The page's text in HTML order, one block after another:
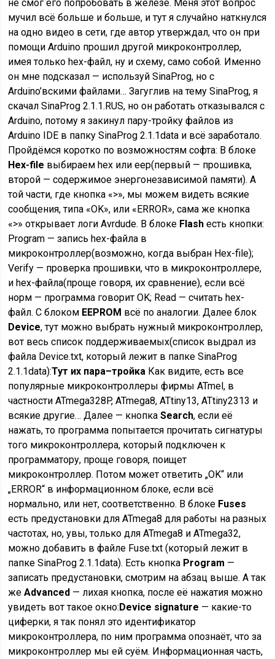
не смог его попробовать в железе. Меня этот вопрос
мучил всё больше и больше, и тут я случайно наткнулся
на одно видео в сети, где автор утверждал, что он при
помощи Arduino прошил другой микроконтроллер,
имея только hex-файл, ну и схему, само собой. Именно
он мне подсказал — используй SinaProg, но с
Arduino’вскими файлами… Загуглив на тему SinaProg, я
скачал SinaProg 2.1.1.RUS, но он работать отказывался с
Arduino, потому я закинул пару-тройку файлов из
Arduino IDE в папку SinaProg 2.1.1data и всё заработало.
Пройдёмся коротко по возможностям софта: В блоке
Hex-file выбираем hex или eep(первый — прошивка,
второй — содержимое энергонезависимой памяти). А
той части, где кнопка «>», мы можем видеть всякие
сообщения, типа «OK», или «ERROR», сама же кнопка
«>» открывает логи Avrdude. В блоке Flash есть кнопки:
Program — запись hex-файла в
микроконтроллер(возможно, когда выбран Hex-file);
Verify — проверка прошивки, что в микроконтроллере,
и hex-файла(проще говоря, их сравнение), если всё
норм — программа говорит OK; Read — считать hex-
файл. С блоком EEPROM всё по аналогии. Далее блок
Device, тут можно выбрать нужный микроконтроллер,
вот весь список поддерживаемых(список выдрал из
файла Device.txt, который лежит в папке SinaProg
2.1.1data):Тут их пара–тройка Как видите, есть все
популярные микроконтроллеры фирмы ATmel, в
частности ATmega328P, ATmega8, ATtiny13, ATtiny2313 и
всякие другие… Далее — кнопкаSearch, если её
нажать, то программа попытается прочитать сигнатуры
того микроконтроллера, который подключен к
программатору, проще говоря, поищет
микроконтроллер. Потом может ответить „OK“ или
„ERROR“ в информационном блоке, если всё
нормально, или нет, соответственно. В блоке Fuses
есть предустановки для ATmega8 для работы на разных
частотах, но, увы, только для ATmega8 и ATmega32,
можно добавить в файле Fuse.txt (который лежит в
папке SinaProg 2.1.1data). Есть кнопка Program —
записать предустановки, смотрим на абзац выше. А так
жеAdvanced — лихая кнопка, после её нажатия можно
увидеть вот такое окно:Device signature — какие-то
циферки, я так понял это идентификатор
микроконтроллера, по ним программа опознаёт, что за
микроконтроллер мы ей суём. Информационная часть,